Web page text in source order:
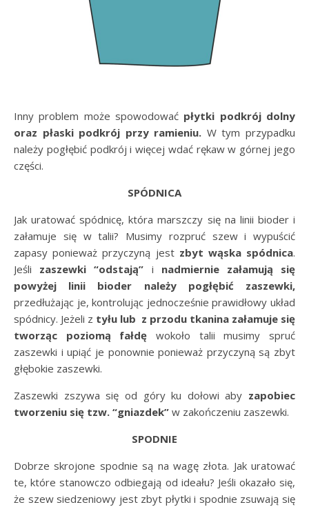
Inny problem może spowodować płytki podkrój dolny
oraz płaski podkrój przy ramieniu. W tym przypadku
należy pogłębić podkrój i więcej wdać rękaw w górnej jego
części.
SPÓDNICA
Jak uratować spódnicę, która marszczy się na linii bioder i
załamuje się w talii? Musimy rozpruć szew i wypuścić
zapasy ponieważ przyczyną jest zbyt wąska spódnica.
Jeśli zaszewki “odstają” i nadmiernie załamują się
powyżej linii bioder należy pogłębić zaszewki,
przedłużając je, kontrolując jednocześnie prawidłowy układ
spódnicy. Jeżeli z tyłu lub z przodu tkanina załamuje się
tworząc poziomą fałdę wokoło talii musimy spruć
zaszewki i upiąć je ponownie ponieważ przyczyną są zbyt
głębokie zaszewki.
Zaszewki zszywa się od góry ku dołowi aby zapobiec
tworzeniu się tzw. “gniazdek” w zakończeniu zaszewki.
SPODNIE
Dobrze skrojone spodnie są na wagę złota. Jak uratować
te, które stanowczo odbiegają od ideału? Jeśli okazało się,
że szew siedzeniowy jest zbyt płytki i spodnie zsuwają się